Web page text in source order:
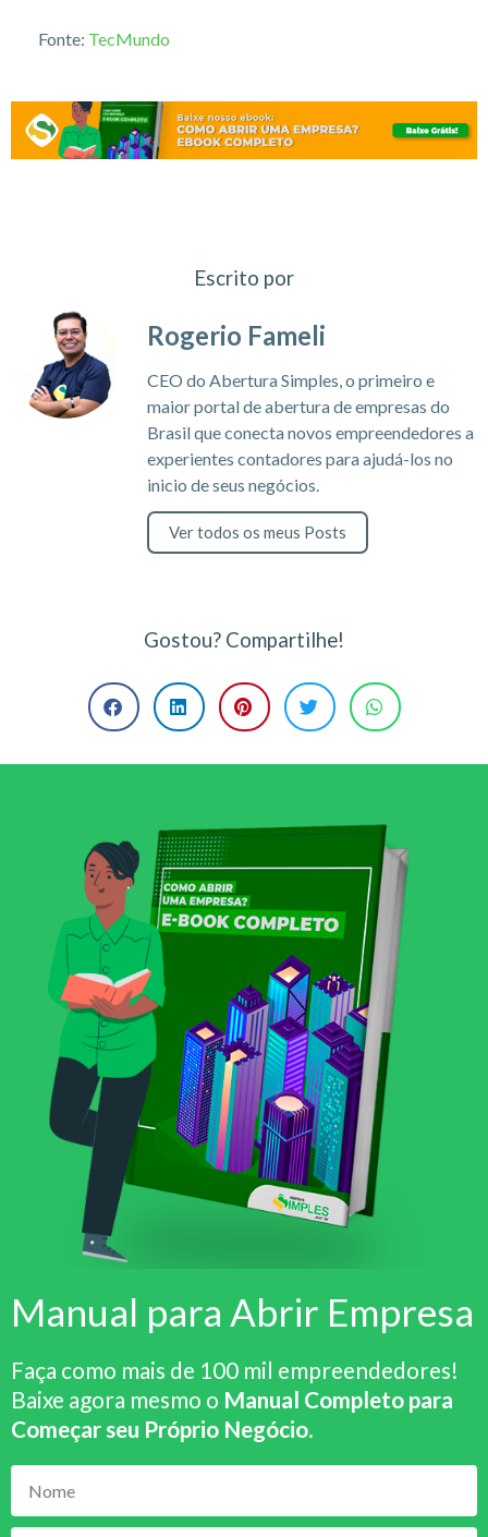
Fonte: TecMundo
Escrito por
Rogerio Fameli
CEO do Abertura Simples, o primeiro e
maior portal de abertura de empresas do
Brasil que conecta novos empreendedores a
experientes contadores para ajudá-los no
inicio de seus negócios.
Ver todos os meus Posts
Gostou? Compartilhe!
Manual para Abrir Empresa
Faça como mais de 100 mil empreendedores!
Baixe agora mesmo o Manual Completo para
Começar seu Próprio Negócio.